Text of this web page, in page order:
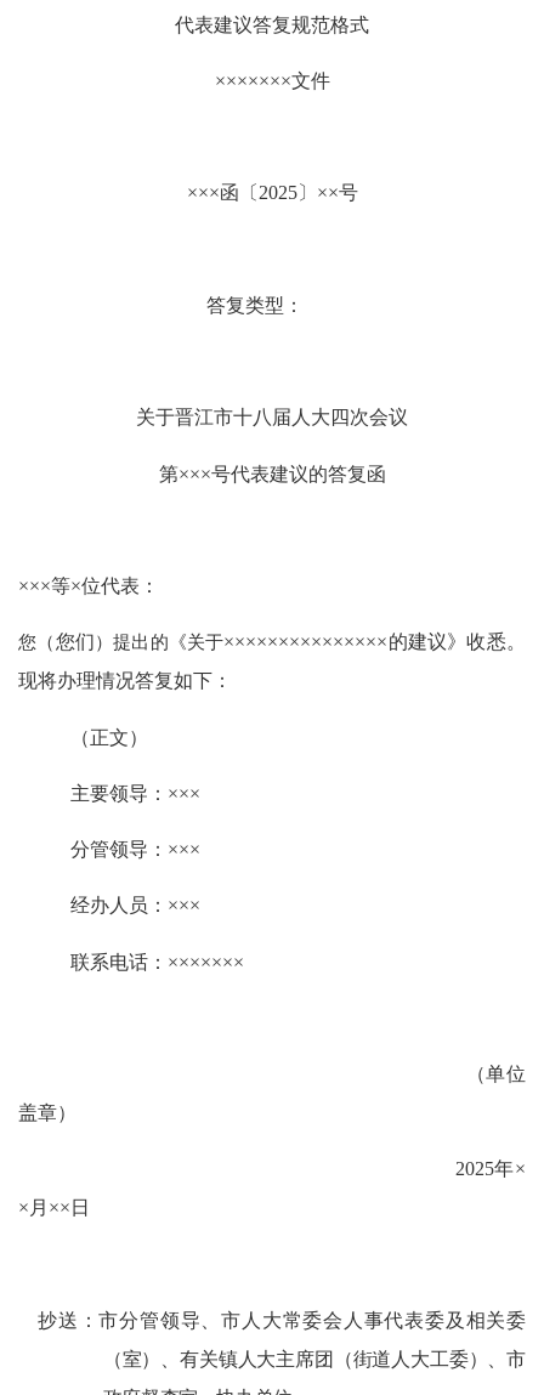
代表建议答复规范格式
×××××××文件
×××函〔 2025〕 ××号
答复类型：
关于晋江市十八届人大四次会议
第×××号代表建议的答复函
×××等×位代表：
您（您们 ）提出的《关于×××××××××××××××的建议》收悉。
现将办理情况答复如下：
（正文）
主要领导： ×××
分管领导： ×××
经办人员： ×××
联系电话： ×××××××
（单位
盖章）
2025年×
×月 ×× 日
抄送：市分管领导、市人大常委会人事代表委及相关委
（室）、有关镇人大主席团（街道人大工委）、市